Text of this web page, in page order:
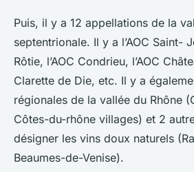
Puis, il y a 12 appellations de la
septentrionale. Il y a l’AOC Saint-
Rôtie, l’AOC Condrieu, l’AOC
Clarette de Die, etc. Il y a
régionales de la vallée du Rhône
Côtes-du-rhône villages) et 2
désigner les vins doux naturels
Beaumes-de-Venise).